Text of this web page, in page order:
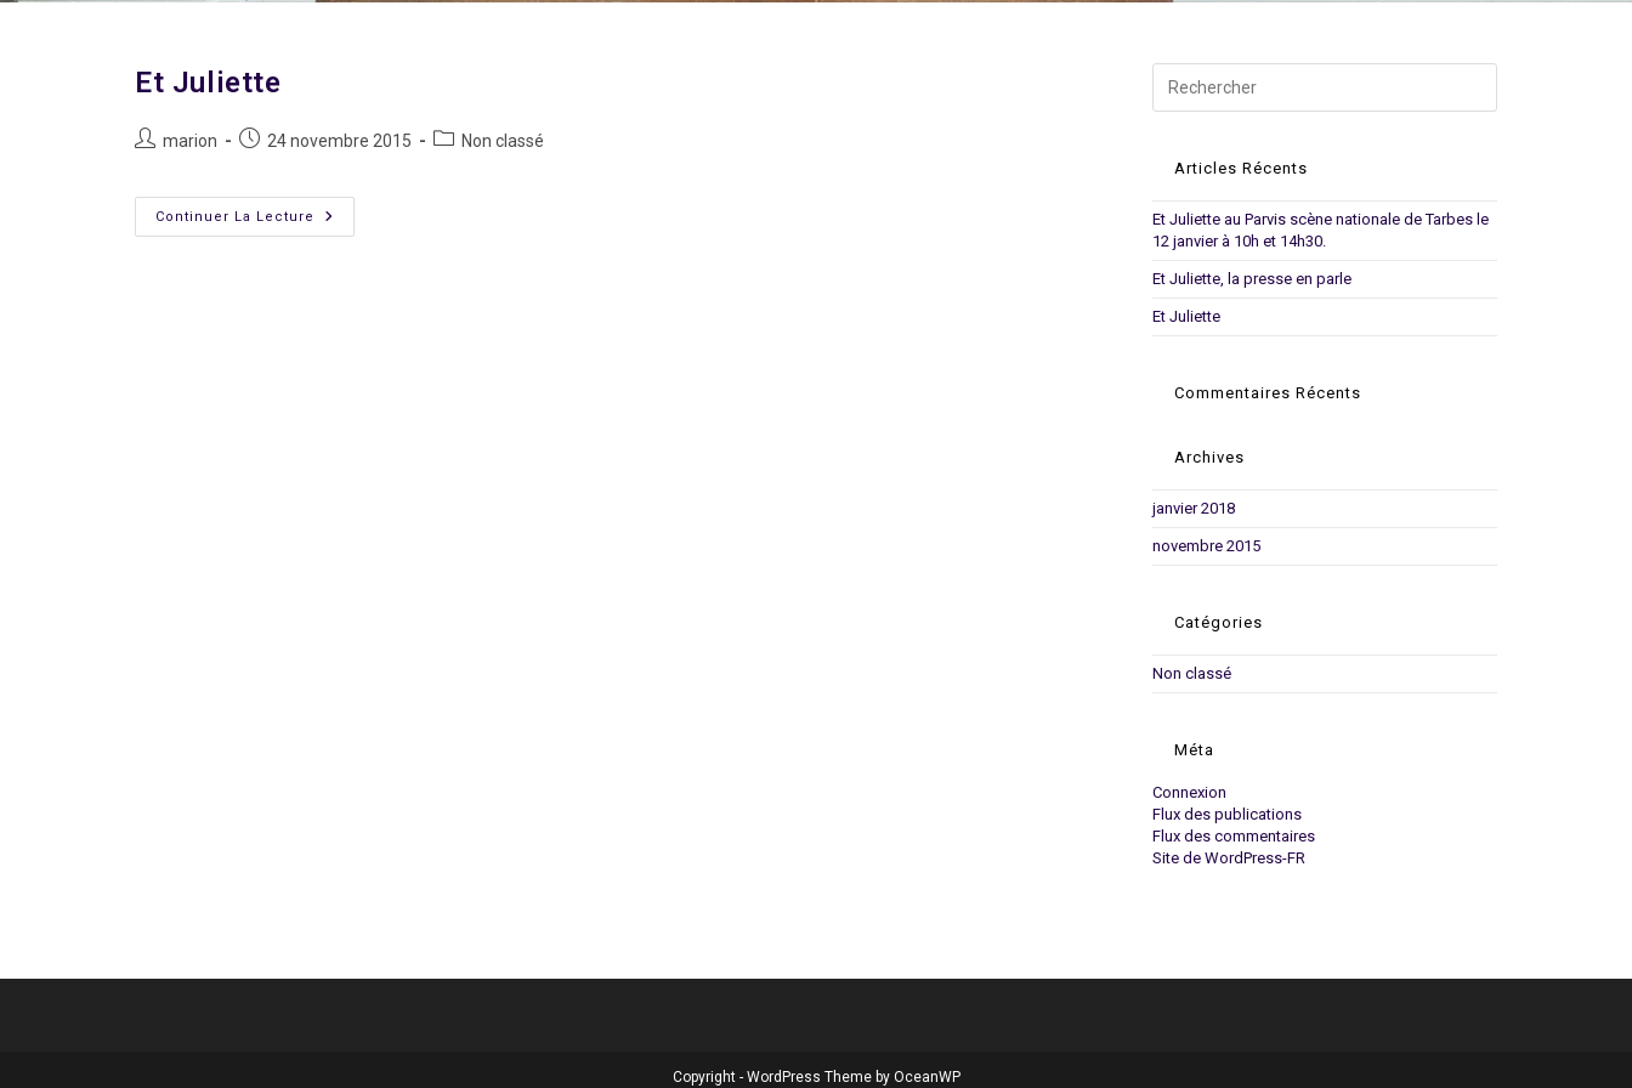
Et Juliette
Auteur/autrice
publication :
marion
Publication
24 novembre 2015
PostNon classé
Continuer La Lecture
Et
Juliette
Articles Récents
Et Juliette au Parvis scène nationale de Tarbes le
12 janvier à 10h et 14h30.
Et Juliette, la presse en parle
Et Juliette
Commentaires Récents
Archives
janvier 2018
novembre 2015
Catégories
Non classé
Méta
Connexion
Flux des publications
Flux des commentaires
Site de WordPress-FR
Copyright - WordPress Theme by OceanWP